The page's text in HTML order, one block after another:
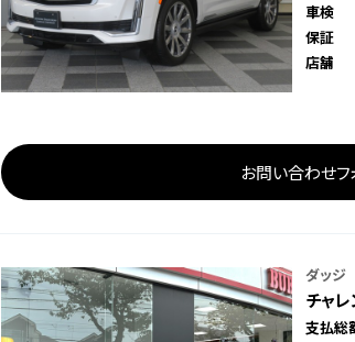
車検
保証
店舗
お問い合わせフ
ダッジ
チャ
支払総